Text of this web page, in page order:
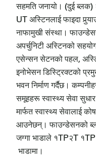
सहमति जनायो। (दुई ब्लक)
UT अस्टिनलाई फाइदा
नाफामुखी संस्था।
अपर्चुनिटी अस्टिनको
एसेन्सन सेटनको पहल,
इनोभेसन डिस्ट्रिक्टको
भवन निर्माण गर्दैछ।
समूहहरू स्वास्थ्य सेवा सुधार
मार्फत स्वास्थ्य सेवालाई
आउनेछन्।फाउन्डेसनको
जग्गा भाडाले १TP२T
भाडामा।